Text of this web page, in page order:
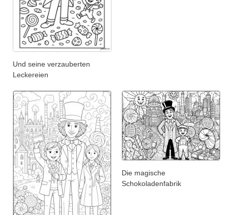
Und seine verzauberten
Leckereien
Die magische
Schokoladenfabrik